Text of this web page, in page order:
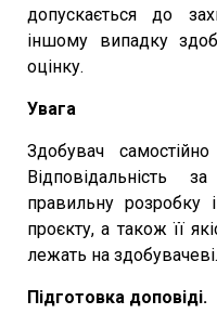
допускається до
іншому випадку
оцінку.
Увага
Здобувач
Відповідальність
правильну розробку
проєкту, а також її
лежать на здобувачеві.
Підготовка доповіді.